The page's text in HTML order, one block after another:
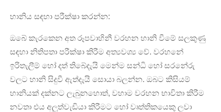
හානිය සඳහා පරීක්ෂා කරන්න:
ඔබේ කැරකෙන අත රූපවාහිනී වරහන හානි වීමේ සලකුණු
සඳහා නිතිපතා පරීක්ෂා කිරීම අත්‍යවශ්‍ය වේ. වරහනේ
ඉරිතැලීම් හෝ දත් තිබේදැයි මෙන්ම සන්ධි හෝ සරනේරු
වලට හානි සිදුවී ඇත්දැයි සොයා බලන්න. ඔබට කිසියම්
හානියක් දක්නට ලැබුනහොත්, වහාම වරහන භාවිතා කිරීම
නවතා එය අලුත්වැඩියා කිරීමට හෝ වෘත්තිකයෙකු ලවා